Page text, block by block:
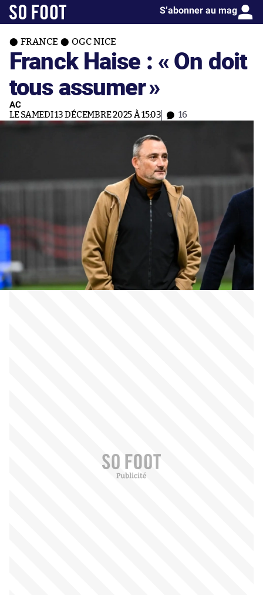
S’abonner au mag
FRANCE OGC NICE
Franck Haise : « On doit
tous assumer»
AC
LE SAMEDI 13 DÉCEMBRE 2025 À 15:03 16